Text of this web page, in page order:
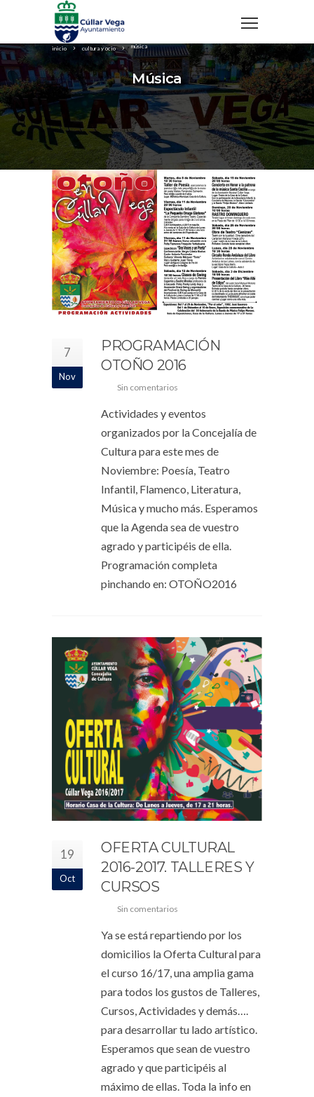
inicio cultura y ocio música
Música
7
Nov
PROGRAMACIÓN
OTOÑO 2016
Sin comentarios
Actividades y eventos
organizados por la Concejalía de
Cultura para este mes de
Noviembre: Poesía, Teatro
Infantil, Flamenco, Literatura,
Música y mucho más. Esperamos
que la Agenda sea de vuestro
agrado y participéis de ella.
Programación completa
pinchando en: OTOÑO2016
19
Oct
OFERTA CULTURAL
2016-2017. TALLERES Y
CURSOS
Sin comentarios
Ya se está repartiendo por los
domicilios la Oferta Cultural para
el curso 16/17, una amplia gama
para todos los gustos de Talleres,
Cursos, Actividades y demás….
para desarrollar tu lado artístico.
Esperamos que sean de vuestro
agrado y que participéis al
máximo de ellas. Toda la info en